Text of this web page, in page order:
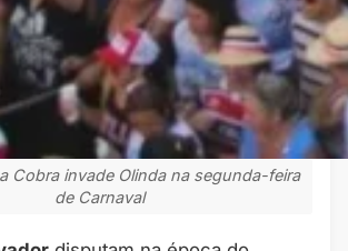
Cobra invade Olinda na segunda-feira
de Carnaval